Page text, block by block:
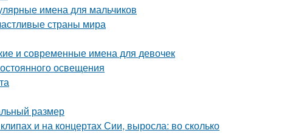
имена для мальчиков
страны мира
и современные имена для девочек
освещения
размер
и на концертах Сии, выросла: во сколько